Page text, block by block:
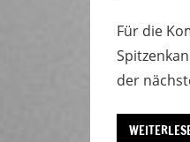
Für die
der